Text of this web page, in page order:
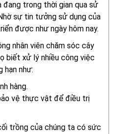
đang trong thời gian qua sử
sự tin tưởng sử dụng của
được như ngày hôm nay.
nhân viên chăm sóc cây
biết xử lý nhiều công việc
hạn như:
hàng.
vệ thực vật để điều trị
trồng của chúng ta có sức